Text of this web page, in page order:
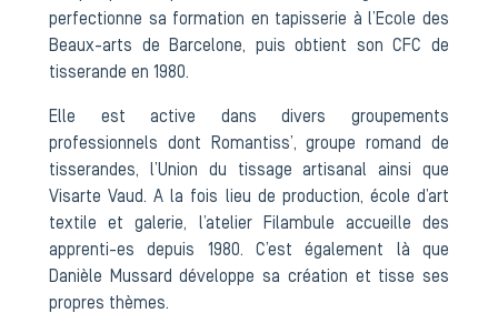
perfectionne sa formation en tapisserie à l’Ecole des
Beaux-arts de Barcelone, puis obtient son CFC de
tisserande en 1980.
Elle est active dans divers groupements
professionnels dont Romantiss’, groupe romand de
tisserandes, l’Union du tissage artisanal ainsi que
Visarte Vaud. A la fois lieu de production, école d’art
textile et galerie, l’atelier Filambule accueille des
apprenti-es depuis 1980. C’est également là que
Danièle Mussard développe sa création et tisse ses
propres thèmes.